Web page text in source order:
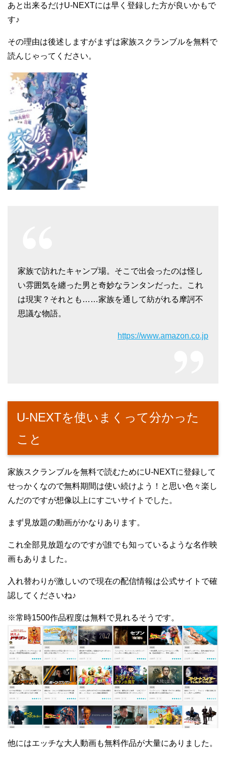
あと出来るだけU-NEXTには早く登録した方が良いかもで
す♪
その理由は後述しますがまずは家族スクランブルを無料で
読んじゃってください。
家族で訪れたキャンプ場。そこで出会ったのは怪し
い雰囲気を纏った男と奇妙なランタンだった。これ
は現実？それとも……家族を通して紡がれる摩訶不
思議な物語。
https://www.amazon.co.jp
U-NEXTを使いまくって分かった
こと
家族スクランブルを無料で読むためにU-NEXTに登録して
せっかくなので無料期間は使い続けよう！と思い色々楽し
んだのですが想像以上にすごいサイトでした。
まず見放題の動画がかなりあります。
これ全部見放題なのですが誰でも知っているような名作映
画もありました。
入れ替わりが激しいので現在の配信情報は公式サイトで確
認してくださいね♪
※常時1500作品程度は無料で見れるそうです。
他にはエッチな大人動画も無料作品が大量にありました。